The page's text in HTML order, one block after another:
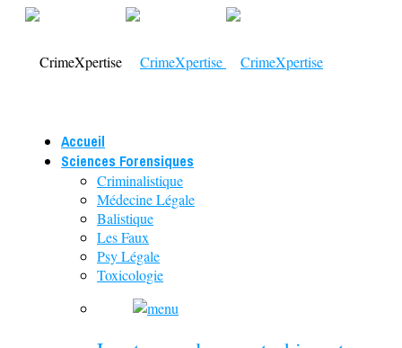
Accueil
Sciences Forensiques
Criminalistique
Médecine Légale
Balistique
Les Faux
Psy Légale
Toxicologie